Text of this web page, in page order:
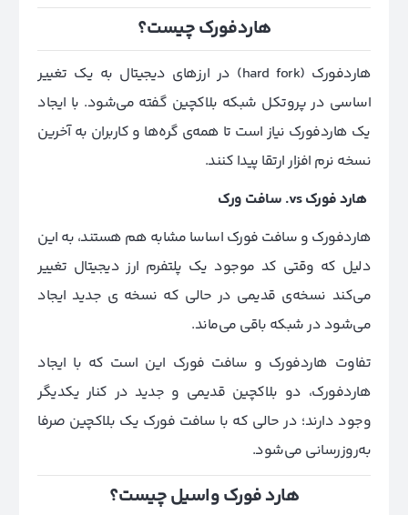
هاردفورک چیست؟
هاردفورک (hard fork) در ارزهای دیجیتال به یک تغییر
اساسی در پروتکل شبکه بلاکچین گفته می‌شود. با ایجاد
یک هاردفورک نیاز است تا همه‌ی گره‌ها و کاربران به آخرین
نسخه نرم افزار ارتقا پیدا کنند.
هارد فورکvs. سافت ورک
هاردفورک و سافت فورک اساسا مشابه هم هستند، به این
دلیل که وقتی کد موجود یک پلتفرم ارز دیجیتال تغییر
می‌کند نسخه‌ی قدیمی در حالی که نسخه ی جدید ایجاد
می‌شود در شبکه باقی می‌ماند.
تفاوت هاردفورک و سافت فورک این است که با ایجاد
هاردفورک، دو بلاکچین قدیمی و جدید در کنار یکدیگر
وجود دارند؛ در حالی که با سافت فورک یک بلاکچین صرفا
به‌روزرسانی می‌شود.
هارد فورک واسیل چیست؟